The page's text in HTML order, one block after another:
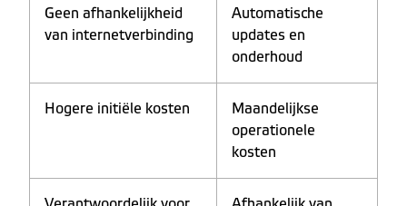
Geen afhankelijkheid
van internetverbinding
Automatische
updates en
onderhoud
Hogere initiële kosten
Maandelijkse
operationele
kosten